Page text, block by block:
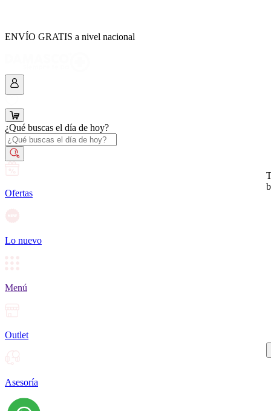
ENVÍO GRATIS a nivel nacional
¿Qué buscas el día de hoy?
Ofertas
Lo nuevo
Menú
Outlet
Asesoría